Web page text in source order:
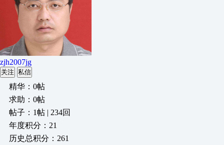
zjh2007jg
关注 私信
精华：0帖
求助：0帖
帖子：1帖 | 234回
年度积分：21
历史总积分：261